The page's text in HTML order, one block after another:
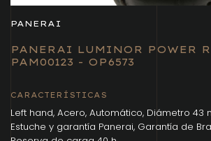
PANERAI
PANERAI LUMINOR POWER
PAM00123 - OP6573
CARACTERÍSTICAS
Left hand, Acero, Automático, Diámetro 43
Estuche y garantía Panerai, Garantía de